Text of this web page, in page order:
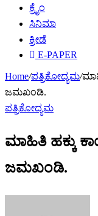
ಕ್ರೈಂ
ಸಿನಿಮಾ
ಕ್ರೀಡೆ
E-PAPER
Home/ಪತ್ರಿಕೋದ್ಯಮ/
ಜಮಖಂಡಿ.
ಪತ್ರಿಕೋದ್ಯಮ
ಮಾಹಿತಿ ಹಕ್ಕು
ಜಮಖಂಡಿ.